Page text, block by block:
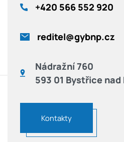
+420 566 552 920
reditel@gybnp.cz
Nádražní 760
593 01 Bystřice
Kontakty